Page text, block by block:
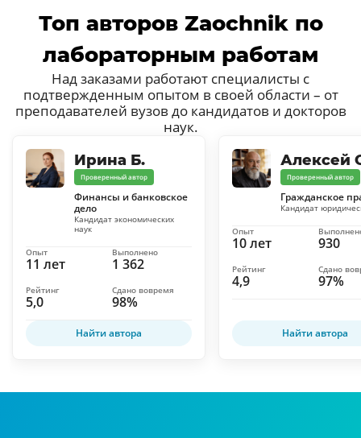
Топ авторов Zaochnik по
лабораторным работам
Над заказами работают специалисты с
подтвержденным опытом в своей области – от
преподавателей вузов до кандидатов и докторов
наук.
Ирина Б.
Проверенный автор
Финансы и банковское
дело
Кандидат экономических
наук
11 лет
Опыт
1 362
Выполнено
5,0
Рейтинг
98%
Сдано вовремя
Найти автора
Алексей
Проверенный автор
Гражданское
Кандидат
10 лет
Опыт
930
4,9
Рейтинг
97%
Сдано
Найти автора